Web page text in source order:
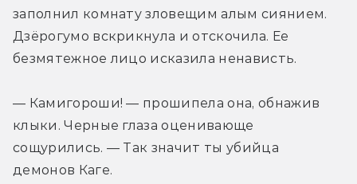
заполнил комнату зловещим алым сиянием.
Дзёрогумо вскрикнула и отскочила. Ее
безмятежное лицо исказила ненависть.
— Камигороши! — прошипела она, обнажив
клыки. Черные глаза оценивающе
сощурились. — Так значит ты убийца
демонов Каге.